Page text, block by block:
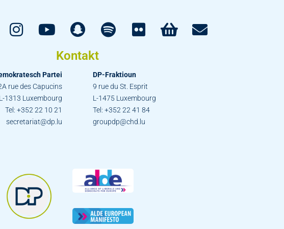
Kontakt
Partei
rue des Capucins
1313 Luxembourg
Tel: +352 22 10 21
secretariat@dp.lu
DP-Fraktioun
9 rue du St. Esprit
L-1475 Luxembourg
Tel: +352 22 41 84
groupdp@chd.lu